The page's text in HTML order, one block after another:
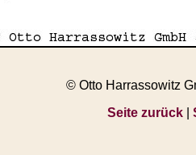
© Otto Harrassowitz
Seite zurück|